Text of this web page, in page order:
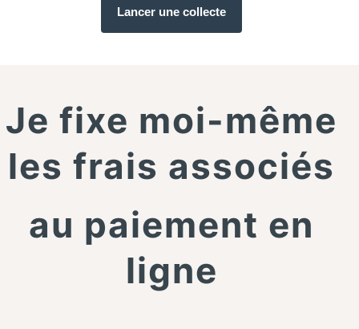
Lancer une collecte
Je fixe moi-même
les frais associés
au paiement en
ligne